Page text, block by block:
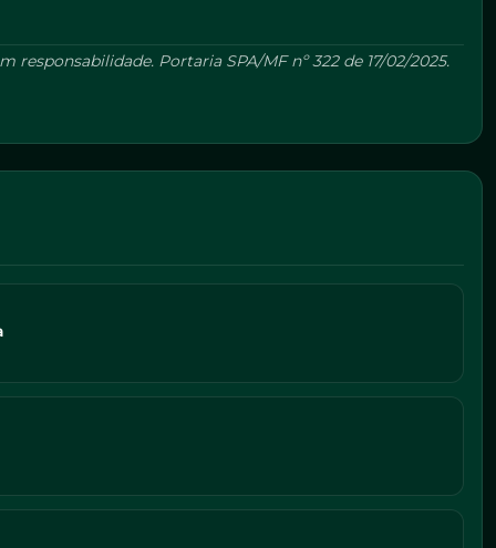
Portaria SPA/MF nº 322 de 17/02/2025.